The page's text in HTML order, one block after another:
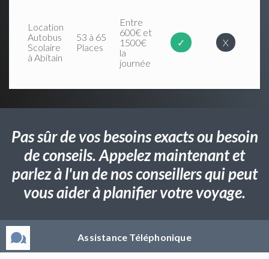
Location
Autobus
Scolaire
à Abitain
53 à 65
Places
Entre
600€ et
1500€
la
journée
✓ X
Pas sûr de vos besoins exacts ou besoin
de conseils. Appelez maintenant et
parlez à l'un de nos conseillers qui peut
vous aider à planifier votre voyage.
Assistance Téléphonique